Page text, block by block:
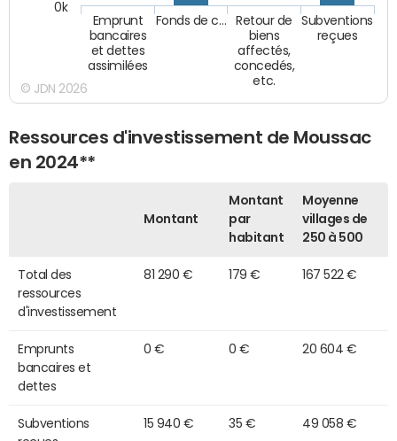
Emprunt
bancaires
et dettes
assimilées
Fonds de c…
Retour de
biens
affectés,
concedés,
etc.
Subventions
reçues
0k
© JDN 2026
Ressources d'investissement de Moussac
en 2024**
Montant
Montant
par
habitant
Moyenne
villages de
250 à 500
Total des
ressources
d'investissement
81 290 € 179 € 167 522 €
Emprunts
bancaires et
dettes
0 € 0 € 20 604 €
Subventions
15 940 € 35 € 49 058 €